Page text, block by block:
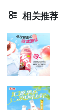
相关推荐